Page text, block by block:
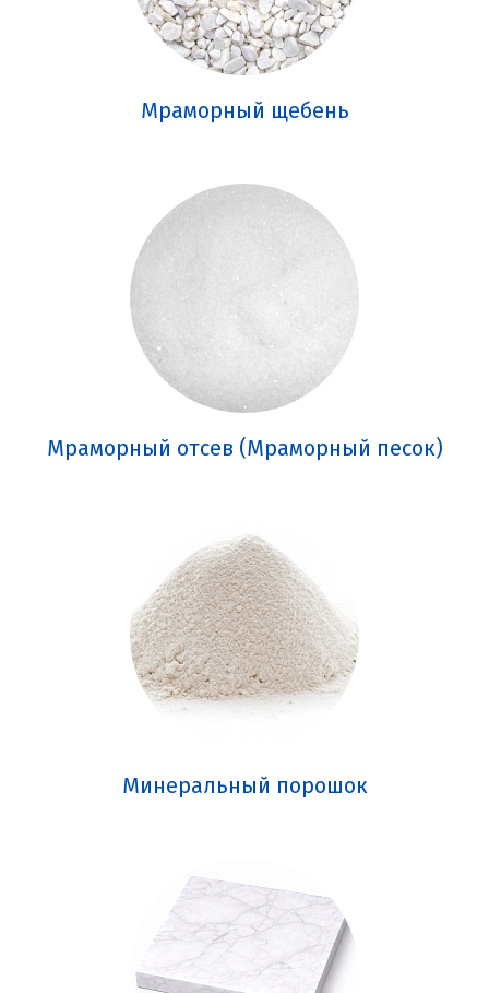
Мраморный щебень
Мраморный отсев (Мраморный песок)
Минеральный порошок